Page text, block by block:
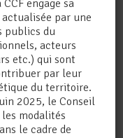
engage sa
par une
publics du
acteurs
etc.) qui sont
par leur
du territoire.
2025, le Conseil
modalités
le cadre de